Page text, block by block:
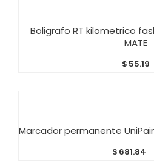
Boligrafo RT kilometrico
MATE
$ 55.19
Marcador permanente
$ 681.84